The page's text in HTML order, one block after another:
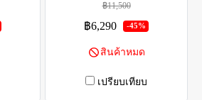
฿11,500
฿6,290 -45%
สินค้าหมด
เปรียบเทียบ